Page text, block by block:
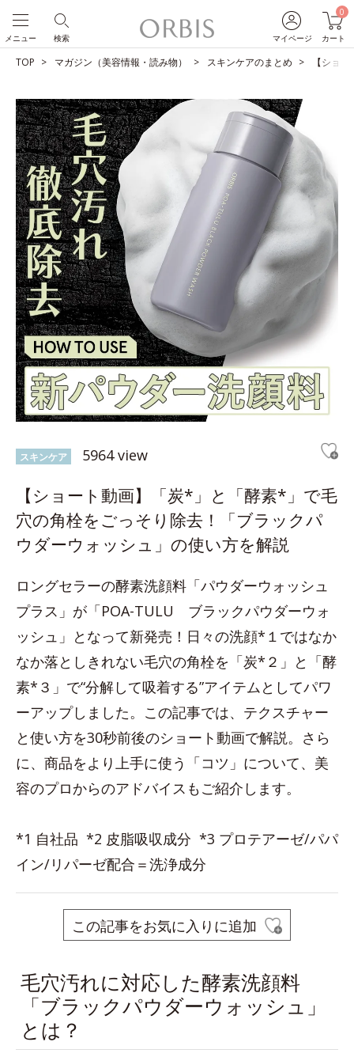
マイページ
0
カート
検索
メニュー
TOP マガジン（美容情報・読み物） スキンケアのまとめ 【ショ
スキンケア 5964 view
【ショート動画】「炭*」と「酵素*」で毛
穴の角栓をごっそり除去！「ブラックパ
ウダーウォッシュ」の使い方を解説
ロングセラーの酵素洗顔料「パウダーウォッシュ
プラス」が「POA-TULU ブラックパウダーウォ
ッシュ」となって新発売！日々の洗顔*１ではなか
なか落としきれない毛穴の角栓を「炭*２」と「酵
素*３」で“分解して吸着する”アイテムとしてパワ
ーアップしました。この記事では、テクスチャー
と使い方を30秒前後のショート動画で解説。さら
に、商品をより上手に使う「コツ」について、美
容のプロからのアドバイスもご紹介します。
*1 自社品 *2 皮脂吸収成分 *3 プロテアーゼ/パパ
イン/リパーゼ配合＝洗浄成分
この記事をお気に入りに追加
毛穴汚れに対応した酵素洗顔料
「ブラックパウダーウォッシュ」
とは？